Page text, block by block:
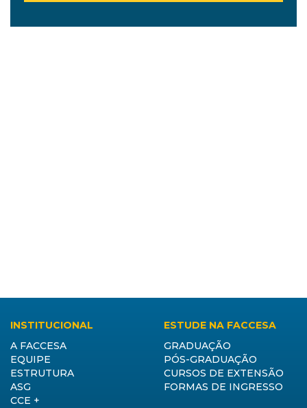
INSTITUCIONAL
A FACCESA
EQUIPE
ESTRUTURA
ASG
CCE +
ESTUDE NA FACCESA
GRADUAÇÃO
PÓS-GRADUAÇÃO
CURSOS DE EXTENSÃO
FORMAS DE INGRESSO